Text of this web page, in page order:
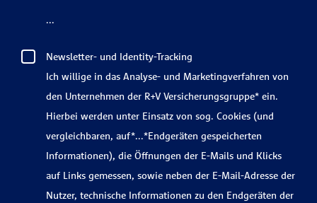
...
Newsletter- und Identity-Tracking
Ich willige in das Analyse- und Marketingverfahren von
den Unternehmen der R+V Versicherungsgruppe* ein.
Hierbei werden unter Einsatz von sog. Cookies (und
vergleichbaren, auf*...*Endgeräten gespeicherten
Informationen), die Öffnungen der E-Mails und Klicks
auf Links gemessen, sowie neben der E-Mail-Adresse der
Nutzer, technische Informationen zu den Endgeräten der